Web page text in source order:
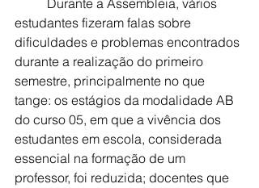
estudantes fizeram falas sobre
dificuldades e problemas encontrados
durante a realização do primeiro
semestre, principalmente no que
tange: os estágios da modalidade AB
do curso 05, em que a vivência dos
estudantes em escola, considerada
essencial na formação de um
professor, foi reduzida; docentes que